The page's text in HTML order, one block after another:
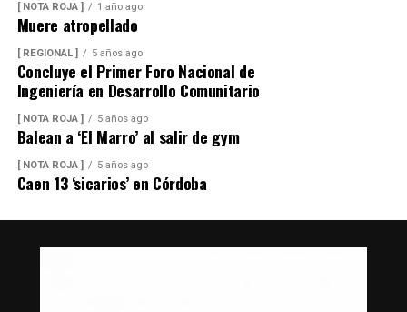
[ NOTA ROJA ] 1 año ago
Muere atropellado
[ REGIONAL ] 5 años ago
Concluye el Primer Foro Nacional de
Ingeniería en Desarrollo Comunitario
[ NOTA ROJA ] 5 años ago
Balean a ‘El Marro’ al salir de gym
[ NOTA ROJA ] 5 años ago
Caen 13 ‘sicarios’ en Córdoba